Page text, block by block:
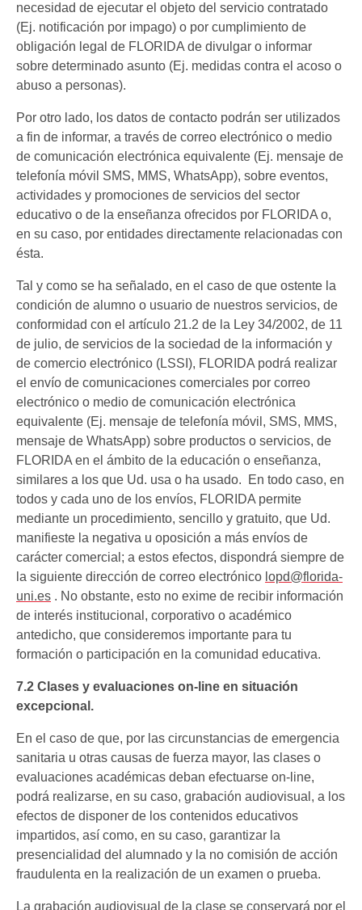
necesidad de ejecutar el objeto del servicio contratado
(Ej. notificación por impago) o por cumplimiento de
obligación legal de FLORIDA de divulgar o informar
sobre determinado asunto (Ej. medidas contra el acoso o
abuso a personas).
Por otro lado, los datos de contacto podrán ser utilizados
a fin de informar, a través de correo electrónico o medio
de comunicación electrónica equivalente (Ej. mensaje de
telefonía móvil SMS, MMS, WhatsApp), sobre eventos,
actividades y promociones de servicios del sector
educativo o de la enseñanza ofrecidos por FLORIDA o,
en su caso, por entidades directamente relacionadas con
ésta.
Tal y como se ha señalado, en el caso de que ostente la
condición de alumno o usuario de nuestros servicios, de
conformidad con el artículo 21.2 de la Ley 34/2002, de 11
de julio, de servicios de la sociedad de la información y
de comercio electrónico (LSSI), FLORIDA podrá realizar
el envío de comunicaciones comerciales por correo
electrónico o medio de comunicación electrónica
equivalente (Ej. mensaje de telefonía móvil, SMS, MMS,
mensaje de WhatsApp) sobre productos o servicios, de
FLORIDA en el ámbito de la educación o enseñanza,
similares a los que Ud. usa o ha usado. En todo caso, en
todos y cada uno de los envíos, FLORIDA permite
mediante un procedimiento, sencillo y gratuito, que Ud.
manifieste la negativa u oposición a más envíos de
carácter comercial; a estos efectos, dispondrá siempre de
la siguiente dirección de correo electrónico lopd@florida-
uni.es . No obstante, esto no exime de recibir información
de interés institucional, corporativo o académico
antedicho, que consideremos importante para tu
formación o participación en la comunidad educativa.
7.2 Clases y evaluaciones on-line en situación
excepcional.
En el caso de que, por las circunstancias de emergencia
sanitaria u otras causas de fuerza mayor, las clases o
evaluaciones académicas deban efectuarse on-line,
podrá realizarse, en su caso, grabación audiovisual, a los
efectos de disponer de los contenidos educativos
impartidos, así como, en su caso, garantizar la
presencialidad del alumnado y la no comisión de acción
fraudulenta en la realización de un examen o prueba.
La grabación audiovisual de la clase se conservará por el